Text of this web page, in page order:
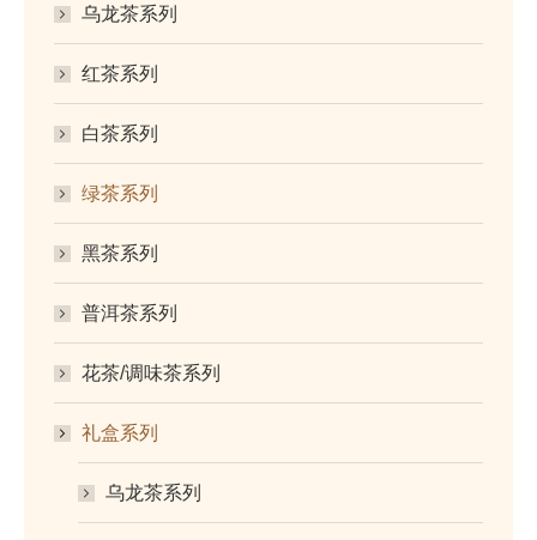
乌龙茶系列
红茶系列
白茶系列
绿茶系列
黑茶系列
普洱茶系列
花茶/调味茶系列
礼盒系列
乌龙茶系列